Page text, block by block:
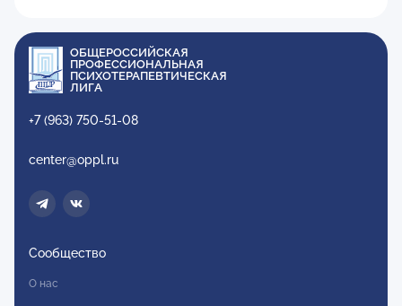
ОБЩЕРОССИЙСКАЯ
ПРОФЕССИОНАЛЬНАЯ
ПСИХОТЕРАПЕВТИЧЕСКАЯ
ЛИГА
+7 (963) 750-51-08
center@oppl.ru
Сообщество
О нас